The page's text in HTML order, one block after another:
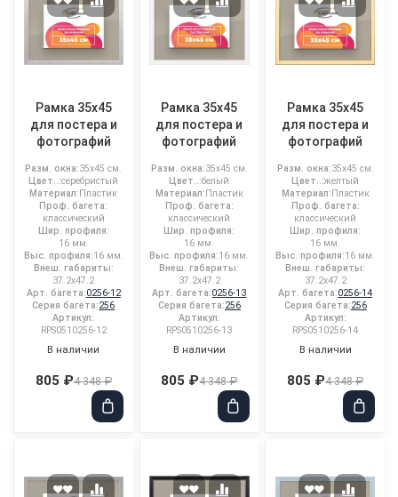
Рамка 35x45
для постера и
фотографий
Разм. окна:35x45 см.
Цвет..:серебристый
Материал:Пластик
Проф. багета:
классический
Шир. профиля:
16 мм.
Выс. профиля:16 мм.
Внеш. габариты:
37.2x47.2
Арт. багета:0256-12
Серия багета:256
Артикул:
RPS0510256-12
В наличии
805 ₽4 348 ₽
Рамка 35x45
для постера и
фотографий
Разм. окна:35x45 см.
Цвет..:белый
Материал:Пластик
Проф. багета:
классический
Шир. профиля:
16 мм.
Выс. профиля:16 мм.
Внеш. габариты:
37.2x47.2
Арт. багета:0256-13
Серия багета:256
Артикул:
RPS0510256-13
В наличии
805 ₽4 348 ₽
Рамка 35x45
для постера и
фотографий
Разм. окна:35x45 см.
Цвет..:желтый
Материал:Пластик
Проф. багета:
классический
Шир. профиля:
16 мм.
Выс. профиля:16 мм.
Внеш. габариты:
37.2x47.2
Арт. багета:0256-14
Серия багета:256
Артикул:
RPS0510256-14
В наличии
805 ₽4 348 ₽